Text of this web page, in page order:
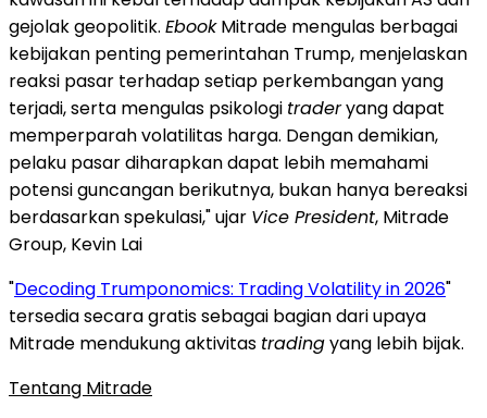
gejolak geopolitik. EbookMitrade mengulas berbagai
kebijakan penting pemerintahan Trump, menjelaskan
reaksi pasar terhadap setiap perkembangan yang
terjadi, serta mengulas psikologi traderyang dapat
memperparah volatilitas harga. Dengan demikian,
pelaku pasar diharapkan dapat lebih memahami
potensi guncangan berikutnya, bukan hanya bereaksi
berdasarkan spekulasi," ujar Vice President, Mitrade
Group, Kevin Lai
"Decoding Trumponomics: Trading Volatility in 2026"
tersedia secara gratis sebagai bagian dari upaya
Mitrade mendukung aktivitas tradingyang lebih bijak.
Tentang Mitrade